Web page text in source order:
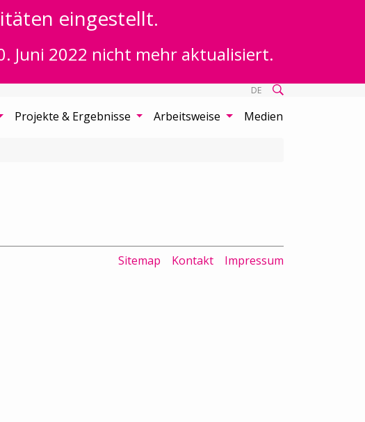
eingestellt.
Juni 2022 nicht mehr aktualisiert.
DE
Projekte & Ergebnisse Arbeitsweise Medien
Sitemap Kontakt Impressum